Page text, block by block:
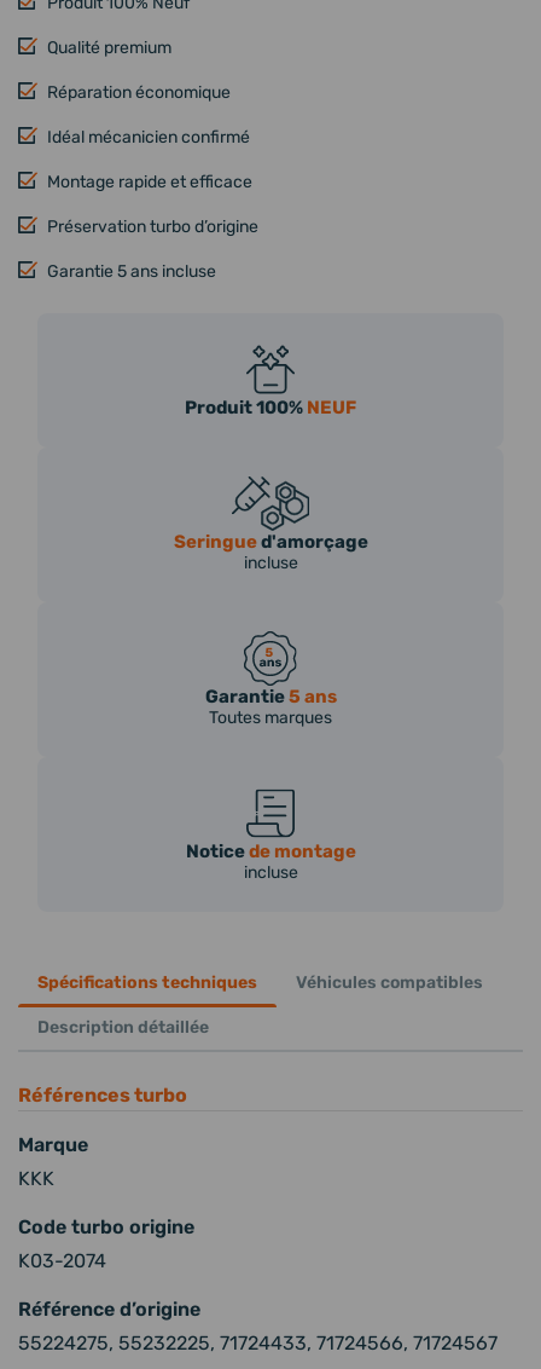
Qualité premium
Réparation économique
Idéal mécanicien confirmé
Montage rapide et efficace
Préservation turbo d’origine
Garantie 5 ans incluse
Produit 100% NEUF
Seringued'amorçage
incluse
Garantie5 ans
Toutes marques
Noticede montage
incluse
Spécifications techniques Véhicules compatibles
Description détaillée
Références turbo
Marque
KKK
Code turbo origine
K03-2074
Référence d’origine
55224275, 55232225, 71724433, 71724566, 71724567